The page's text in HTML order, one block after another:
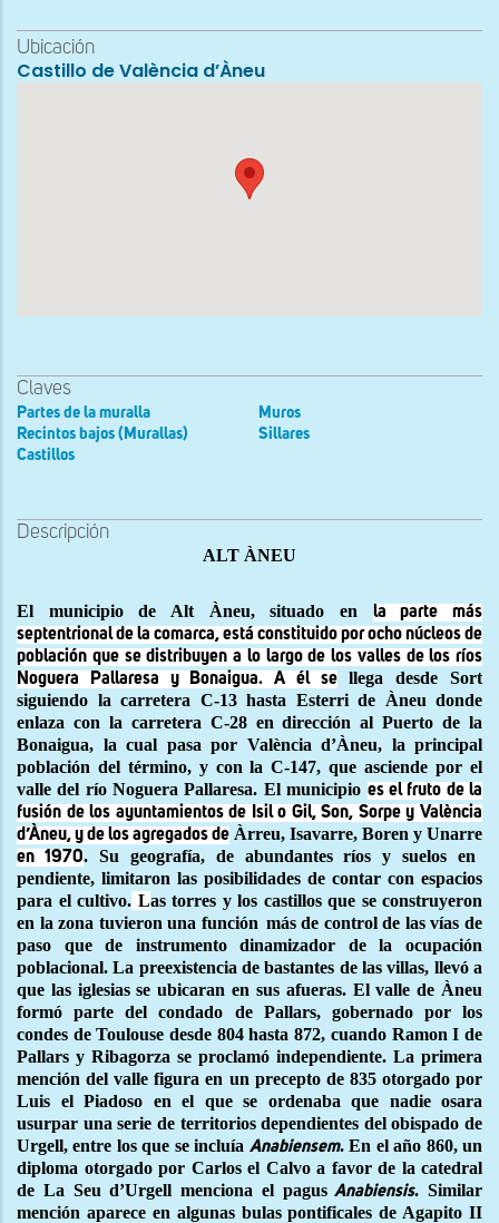
Ubicación
Castillo de València d’Àneu
Claves
Partes de la muralla
Recintos bajos (Murallas)
Castillos
Muros
Sillares
Descripción
ALT ÀNEU
El municipio de Alt Àneu, situado en la parte más
septentrional de la comarca, está constituido por ocho núcleos de
población que se distribuyen a lo largo de los valles de los ríos
Noguera Pallaresa y Bonaigua. A él sellega desde Sort
siguiendo la carretera C-13 hasta Esterri de Àneu donde
enlaza con la carretera C-28 en dirección al Puerto de la
Bonaigua, la cual pasa por València d’Àneu, la principal
población del término, y con la C-147, que asciende por el
valle del río Noguera Pallaresa. El municipio es el fruto de la
fusión de los ayuntamientos de Isil o Gil, Son, Sorpe y València
d’Àneu, y de los agregados de Àrreu, Isavarre, Boren y Unarre
en 1970. Su geografía, de abundantes ríos y suelos en
pendiente, limitaron las posibilidades de contar con espacios
para el cultivo. Las torres y los castillos que se construyeron
en la zona tuvieron una función más de control de las vías de
paso que de instrumento dinamizador de la ocupación
poblacional. La preexistencia de bastantes de las villas, llevó a
que las iglesias se ubicaran en sus afueras. El valle de Àneu
formó parte del condado de Pallars, gobernado por los
condes de Toulouse desde 804 hasta 872, cuando Ramon I de
Pallars y Ribagorza se proclamó independiente. La primera
mención del valle figura en un precepto de 835 otorgado por
Luis el Piadoso en el que se ordenaba que nadie osara
usurpar una serie de territorios dependientes del obispado de
Urgell, entre los que se incluía Anabiensem. En el año 860, un
diploma otorgado por Carlos el Calvo a favor de la catedral
de La Seu d’Urgell menciona el pagusAnabiensis. Similar
mención aparece en algunas bulas pontificales de Agapito II